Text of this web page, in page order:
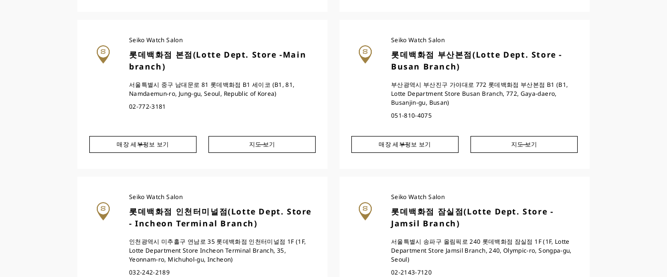
Seiko Watch Salon
롯데백화점 본점(Lotte Dept. Store -Main
branch)
서울특별시 중구 남대문로 81 롯데백화점 B1 세이코 (B1, 81,
Namdaemun-ro, Jung-gu, Seoul, Republic of Korea)
02-772-3181
매장 세부정보 보기 지도 보기
Seiko Watch Salon
롯데백화점 부산본점(Lotte Dept. Store -
Busan Branch)
부산광역시 부산진구 가야대로 772 롯데백화점 부산본점 B1 (B1,
Lotte Department Store Busan Branch, 772, Gaya-daero,
Busanjin-gu, Busan)
051-810-4075
매장 세부정보 보기 지도 보기
Seiko Watch Salon
롯데백화점 인천터미널점(Lotte Dept. Store
- Incheon Terminal Branch)
인천광역시 미추홀구 연남로 35 롯데백화점 인천터미널점 1F (1F,
Lotte Department Store Incheon Terminal Branch, 35,
Yeonnam-ro, Michuhol-gu, Incheon)
032-242-2189
Seiko Watch Salon
롯데백화점 잠실점(Lotte Dept. Store -
Jamsil Branch)
서울특별시 송파구 올림픽로 240 롯데백화점 잠실점 1F (1F, Lotte
Department Store Jamsil Branch, 240, Olympic-ro, Songpa-gu,
Seoul)
02-2143-7120